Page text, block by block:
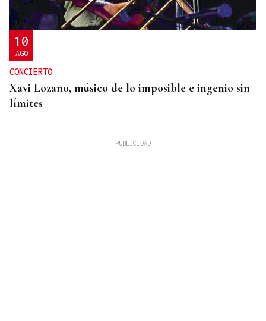
10
AGO
CONCIERTO
Xavi Lozano, músico de lo imposible e ingenio sin
límites